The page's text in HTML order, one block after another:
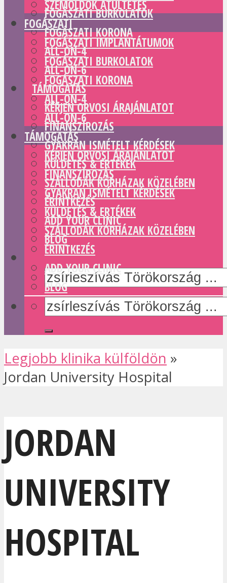
FOGÁSZATI BURKOLATOK
FOGÁSZATI KORONA
ALL-ON-4
ALL-ON-6
TÁMOGATÁS
KÉRJEN ORVOSI ÁRAJÁNLATOT
FINANSZÍROZÁS
GYAKRAN ISMÉTELT KÉRDÉSEK
KÜLDETÉS & ERTÉKEK
SZÁLLODÁK KÓRHÁZAK KÖZELÉBEN
ÉRINTKEZÉS
ADD YOUR CLINIC
BLOG
SZEMÖLDÖK ÁTÜLTETÉS
FOGÁSZATI
FOGÁSZATI IMPLANTÁTUMOK
FOGÁSZATI BURKOLATOK
FOGÁSZATI KORONA
ALL-ON-4
ALL-ON-6
TÁMOGATÁS
KÉRJEN ORVOSI ÁRAJÁNLATOT
FINANSZÍROZÁS
GYAKRAN ISMÉTELT KÉRDÉSEK
KÜLDETÉS & ERTÉKEK
SZÁLLODÁK KÓRHÁZAK KÖZELÉBEN
ÉRINTKEZÉS
ADD YOUR CLINIC
BLOG
Legjobb klinika külföldön »
Jordan University Hospital
JORDAN
UNIVERSITY
HOSPITAL